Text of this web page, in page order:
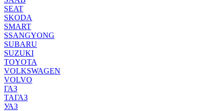
SEAT
SKODA
SMART
SSANGYONG
SUBARU
SUZUKI
TOYOTA
VOLKSWAGEN
VOLVO
ГАЗ
ТАГАЗ
УАЗ